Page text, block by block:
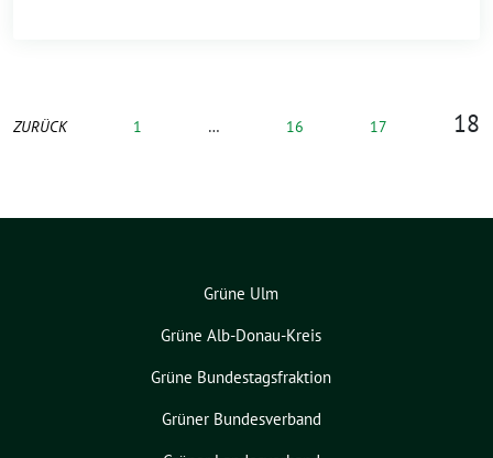
ZURÜCK 1 … 16 17 18
Grüne Ulm
Grüne Alb-Donau-Kreis
Grüne Bundestagsfraktion
Grüner Bundesverband